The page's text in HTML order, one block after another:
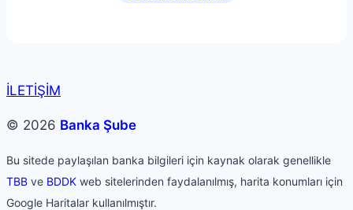
İLETİŞİM
© 2026 Banka Şube
Bu sitede paylaşılan banka bilgileri için kaynak olarak genellikle
TBB ve BDDK web sitelerinden faydalanılmış, harita konumları için
Google Haritalar kullanılmıştır.